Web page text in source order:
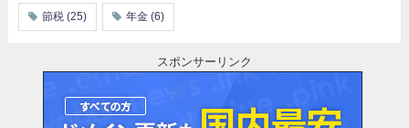
節税 (25) 年金 (6)
スポンサーリンク